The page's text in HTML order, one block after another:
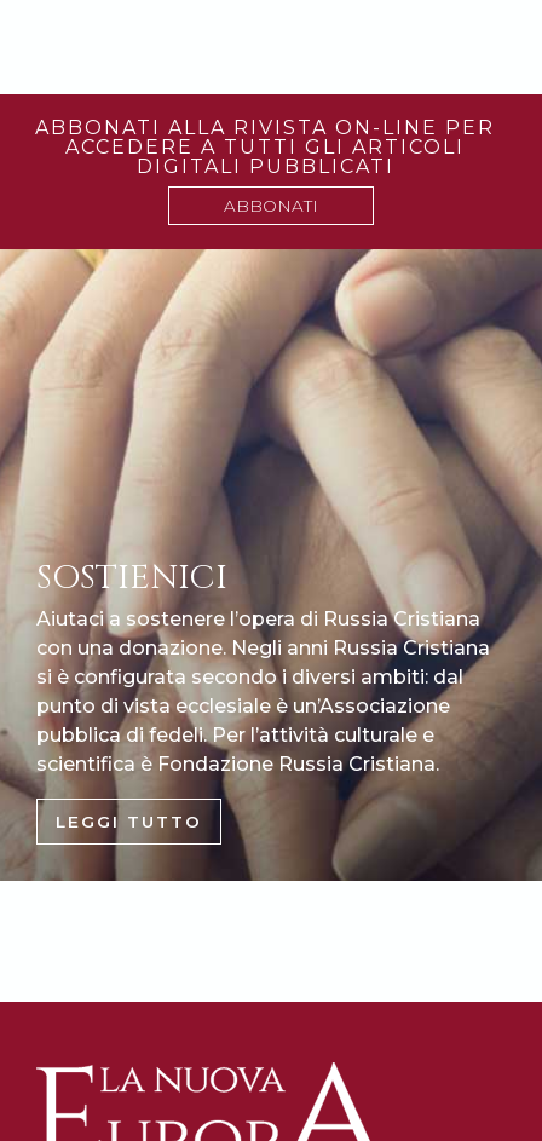
ABBONATI ALLA RIVISTA ON-LINE PER
ACCEDERE A TUTTI GLI ARTICOLI
DIGITALI PUBBLICATI
ABBONATI
SOSTIENICI
Aiutaci a sostenere l’opera di Russia Cristiana
con una donazione. Negli anni Russia Cristiana
si è configurata secondo i diversi ambiti: dal
punto di vista ecclesiale è un’Associazione
pubblica di fedeli. Per l’attività culturale e
scientifica è Fondazione Russia Cristiana.
LEGGI TUTTO